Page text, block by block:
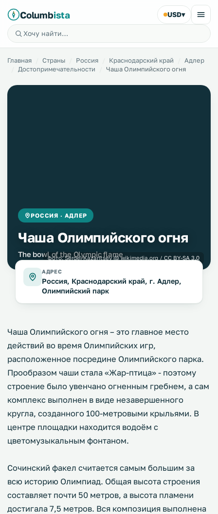
Columbista USD▾
Главная Страны Россия Краснодарский край
Адлер
Достопримечательности
Чаша Олимпийского огня
РОССИЯ · АДЛЕР
Чаша Олимпийского огня
The bowl of the Olympic flame
фото:Sergei Kazantsev@ wikimedia.org / CC BY-SA 3.0
АДРЕС
Россия, Краснодарский край, г. Адлер,
Олимпийский парк
Чаша Олимпийского огня – это главное место
действий во время Олимпийских игр,
расположенное посредине Олимпийского парка.
Прообразом чаши стала «Жар-птица» - поэтому
строение было увенчано огненным гребнем, а сам
комплекс выполнен в виде незавершенного
кругла, созданного 100-метровыми крыльями. В
центре площадки находится водоём с
цветомузыкальным фонтаном.
Сочинский факел считается самым большим за
всю историю Олимпиад. Общая высота строения
составляет почти 50 метров, а высота пламени
достигала 7,5 метров. Вся композиция выполнена